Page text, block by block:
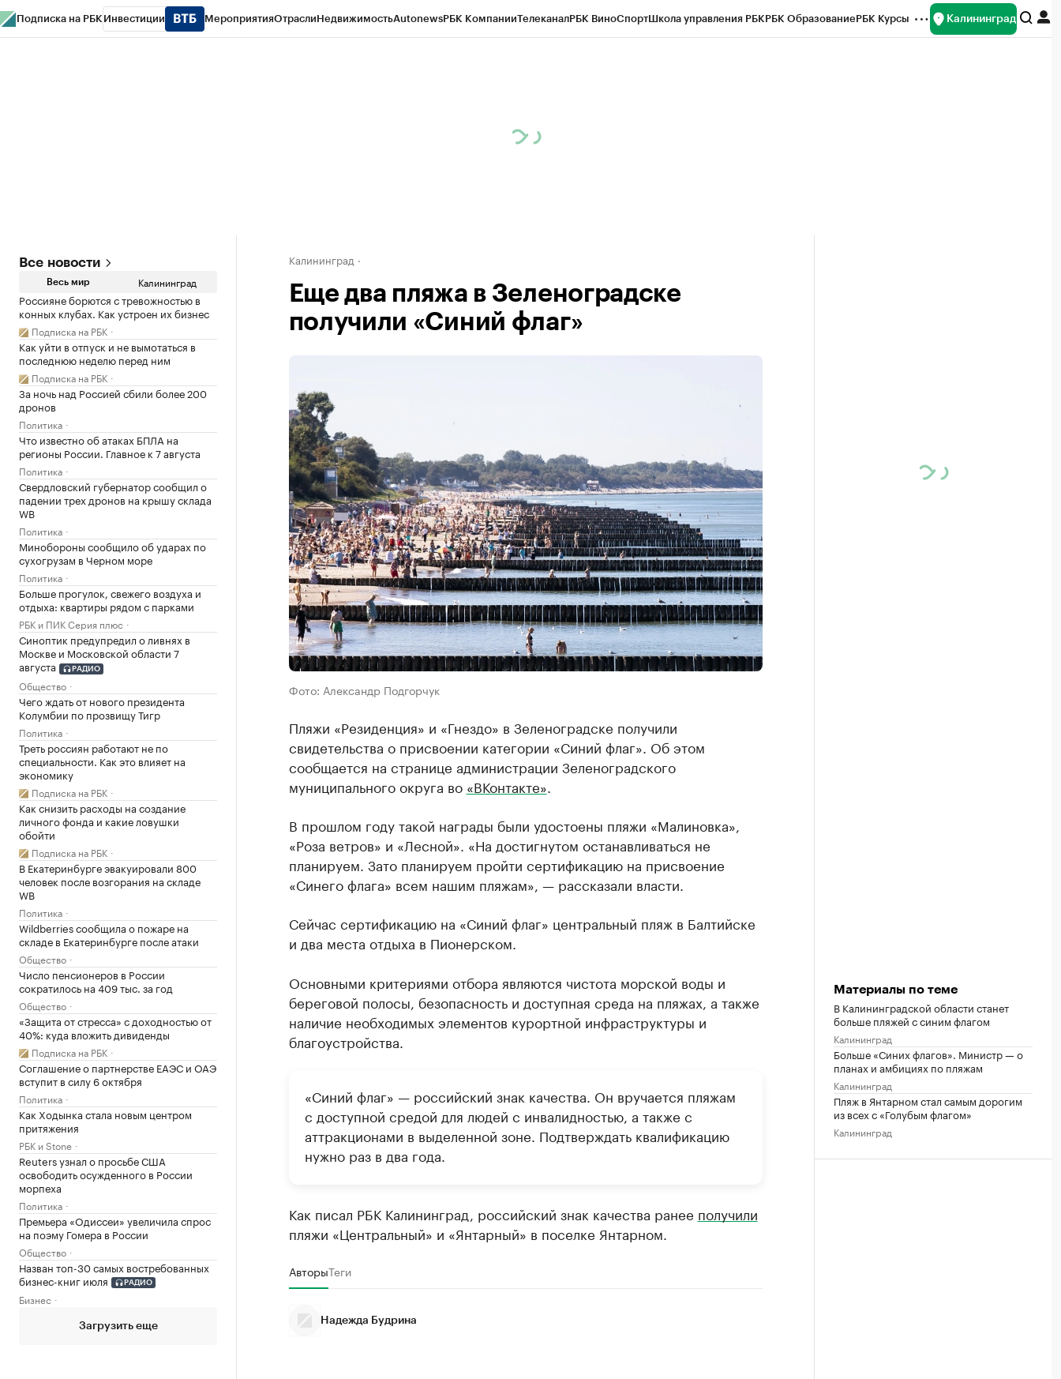
Подписка на РБК Инвестиции МероприятияОтраслиНедвижимостьAutonewsРБК КомпанииТелеканалРБК ВиноСпортШкола управления РБКРБК ОбразованиеРБК Курсы Калининград
Все новости
Весь мир Калининград
Россияне борются с тревожностью в
конных клубах. Как устроен их бизнес
Подписка на РБК
Как уйти в отпуск и не вымотаться в
последнюю неделю перед ним
Подписка на РБК
За ночь над Россией сбили более 200
дронов
Политика
Что известно об атаках БПЛА на
регионы России. Главное к 7 августа
Политика
Свердловский губернатор сообщил о
падении трех дронов на крышу склада
WB
Политика
Минобороны сообщило об ударах по
сухогрузам в Черном море
Политика
Больше прогулок, свежего воздуха и
отдыха: квартиры рядом с парками
РБК и ПИК Серия плюс
Синоптик предупредил о ливнях в
Москве и Московской области 7
августа
РАДИО
Общество
Чего ждать от нового президента
Колумбии по прозвищу Тигр
Политика
Треть россиян работают не по
специальности. Как это влияет на
экономику
Подписка на РБК
Как снизить расходы на создание
личного фонда и какие ловушки
обойти
Подписка на РБК
В Екатеринбурге эвакуировали 800
человек после возгорания на складе
WB
Политика
Wildberries сообщила о пожаре на
складе в Екатеринбурге после атаки
Общество
Число пенсионеров в России
сократилось на 409 тыс. за год
Общество
«Защита от стресса» с доходностью от
40%: куда вложить дивиденды
Подписка на РБК
Соглашение о партнерстве ЕАЭС и ОАЭ
вступит в силу 6 октября
Политика
Как Ходынка стала новым центром
притяжения
РБК и Stone
Reuters узнал о просьбе США
освободить осужденного в России
морпеха
Политика
Премьера «Одиссеи» увеличила спрос
на поэму Гомера в России
Общество
Назван топ-30 самых востребованных
бизнес-книг июля
РАДИО
Бизнес
Загрузить еще
Калининград
Еще два пляжа в Зеленоградске
получили «Синий флаг»
Фото: Александр Подгорчук
Пляжи «Резиденция» и «Гнездо» в Зеленоградске получили
свидетельства о присвоении категории «Синий флаг». Об этом
сообщается на странице администрации Зеленоградского
муниципального округа во «ВКонтакте»
В прошлом году такой награды были удостоены пляжи «Малиновка»,
«Роза ветров» и «Лесной». «На достигнутом останавливаться не
планируем. Зато планируем пройти сертификацию на присвоение
«Синего флага» всем нашим пляжам», — рассказали власти.
Сейчас сертификацию на «Синий флаг» центральный пляж в Балтийске
и два места отдыха в Пионерском.
Основными критериями отбора являются чистота морской воды и
береговой полосы, безопасность и доступная среда на пляжах, а также
наличие необходимых элементов курортной инфраструктуры и
благоустройства.
«Синий флаг» — российский знак качества. Он вручается пляжам
с доступной средой для людей с инвалидностью, а также с
аттракционами в выделенной зоне. Подтверждать квалификацию
нужно раз в два года.
Как писал РБК Калининград, российский знак качества ранее получили
пляжи «Центральный» и «Янтарный» в поселке Янтарном.
АвторыТеги
Надежда Будрина
Материалы по теме
В Калининградской области станет
больше пляжей с синим флагом
Калининград
Больше «Синих флагов». Министр — о
планах и амбициях по пляжам
Калининград
Пляж в Янтарном стал самым дорогим
из всех с «Голубым флагом»
Калининград